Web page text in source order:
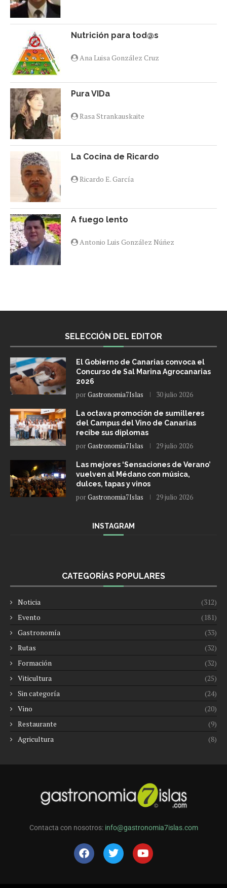
Nutrición para tod@s
Ana Luisa González Cruz
Pura VIDa
Rasa Strankauskaite
La Cocina de Ricardo
Ricardo E. García
A fuego lento
Antonio Luis González Núñez
SELECCIÓN DEL EDITOR
El Gobierno de Canarias convoca el
Concurso de Sal Marina Agrocanarias
2026
porGastronomia7Islas 30 julio 2026
La octava promoción de sumilleres
del Campus del Vino de Canarias
recibe sus diplomas
porGastronomia7Islas 29 julio 2026
Las mejores ‘Sensaciones de Verano’
vuelven al Médano con música,
dulces, tapas y vinos
porGastronomia7Islas 29 julio 2026
INSTAGRAM
CATEGORÍAS POPULARES
Noticia
(312)
Evento
(181)
Gastronomía
(33)
Rutas
(32)
Formación
(32)
Viticultura
(25)
Sin categoría
(24)
Vino
(20)
Restaurante
(9)
Agricultura
(8)
Contacta con nosotros: info@gastronomia7islas.com